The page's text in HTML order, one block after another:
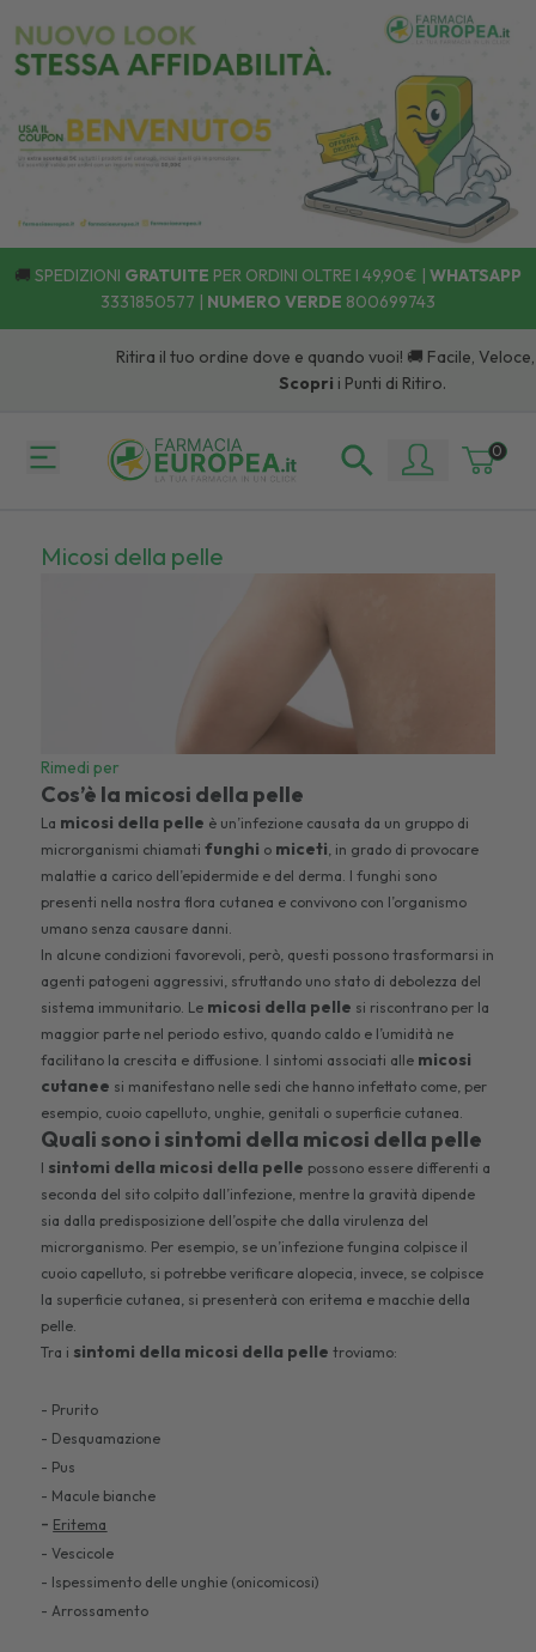
🚚 SPEDIZIONI GRATUITE PER ORDINI OLTRE I 49,90€ | WHATSAPP
3331850577 | NUMERO VERDE 800699743
Ritira il tuo ordine dove e quando vuoi! 🚚 Facile, Veloce,
Scoprii Punti di Ritiro.
0
Micosi della pelle
Rimedi per
Cos’è la micosi della pelle
La micosi della pelle è un’infezione causata da un gruppo di
microrganismi chiamatifunghi o miceti, in grado di provocare
malattie a carico dell’epidermide e del derma. I funghi sono
presenti nella nostra flora cutanea e convivono con l’organismo
umano senza causare danni.
In alcune condizioni favorevoli, però, questi possono trasformarsi in
agenti patogeni aggressivi, sfruttando uno stato di debolezza del
sistema immunitario. Le micosi della pelle si riscontrano per la
maggior parte nel periodo estivo, quando caldo e l’umidità ne
facilitano la crescita e diffusione. I sintomi associati alle micosi
cutanee si manifestano nelle sedi che hanno infettato come, per
esempio, cuoio capelluto, unghie, genitali o superficie cutanea.
Quali sono i sintomi della micosi della pelle
I sintomi della micosi della pelle possono essere differenti a
seconda del sito colpito dall’infezione, mentre la gravità dipende
sia dalla predisposizione dell’ospite che dalla virulenza del
microrganismo. Per esempio, se un’infezione fungina colpisce il
cuoio capelluto, si potrebbe verificare alopecia, invece, se colpisce
la superficie cutanea, si presenterà con eritema e macchie della
pelle.
Tra i sintomi della micosi della pelle troviamo:
- Prurito
- Desquamazione
- Pus
- Macule bianche
- Eritema
- Vescicole
- Ispessimento delle unghie (onicomicosi)
- Arrossamento